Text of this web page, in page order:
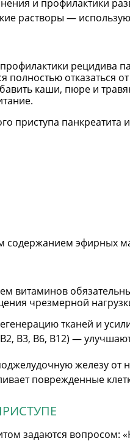
и профилактики
растворы —
рецидива
полностью
каши, пюре и
приступа панкреатита
эфирных
витаминов
чрезмерной
тканей и
В3, В6, В12) —
железу от
поврежденные
задаются вопросом: